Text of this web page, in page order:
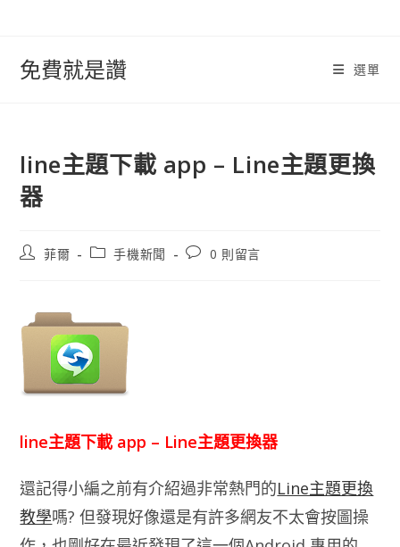
免費就是讚 選單
line主題下載 app – Line主題更換
器
文
菲爾
文
手機新聞
文
0 則留言
line主題下載 app – Line主題更換器
還記得小編之前有介紹過非常熱門的Line主題更換
教學嗎? 但發現好像還是有許多網友不太會按圖操